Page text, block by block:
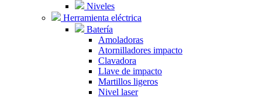
Niveles
Herramienta eléctrica
Batería
Amoladoras
Atornilladores impacto
Clavadora
Llave de impacto
Martillos ligeros
Nivel laser